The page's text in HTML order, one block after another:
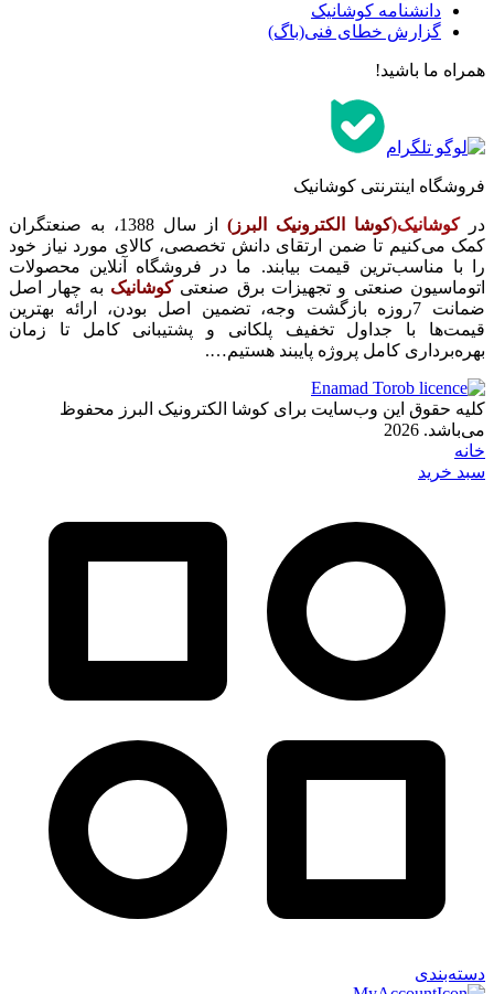
دانشنامه کوشانیک
گزارش خطای فنی(باگ)
همراه ما باشید!
فروشگاه اینترنتی کوشانیک
در کوشانیک(کوشا الکترونیک البرز)
از سال 1388، به صنعتگران
کمک می‌کنیم تا ضمن ارتقای دانش تخصصی، کالای مورد نیاز خود
را با مناسب‌ترین قیمت بیابند. ما در فروشگاه آنلاین محصولات
اتوماسیون صنعتی و تجهیزات برق صنعتی کوشانیک به چهار اصل
ضمانت 7روزه بازگشت وجه، تضمین اصل بودن، ارائه بهترین
قیمت‌ها با جداول تخفیف پلکانی و پشتیبانی کامل تا زمان
بهره‌برداری کامل پروژه پایبند هستیم….
کلیه حقوق این وب‌سایت برای کوشا الکترونیک البرز محفوظ
می‌باشد. 2026
خانه
سبد خرید
دسته‌بندی